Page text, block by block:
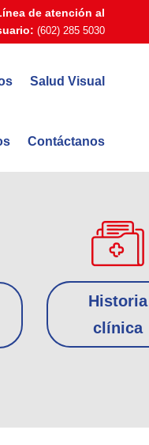
de atención al
(602) 285 5030
Salud Visual
Contáctanos
Historia
clínica